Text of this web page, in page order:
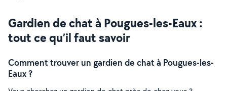
Gardien de chat à Pougues-les-Eaux :
tout ce qu’il faut savoir
Comment trouver un gardien de chat à Pougues-les-
Eaux ?